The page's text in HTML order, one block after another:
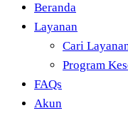
Beranda
Layanan
Cari
Program
FAQs
Akun